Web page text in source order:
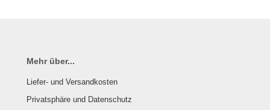
Mehr über...
Liefer- und Versandkosten
Privatsphäre und Datenschutz